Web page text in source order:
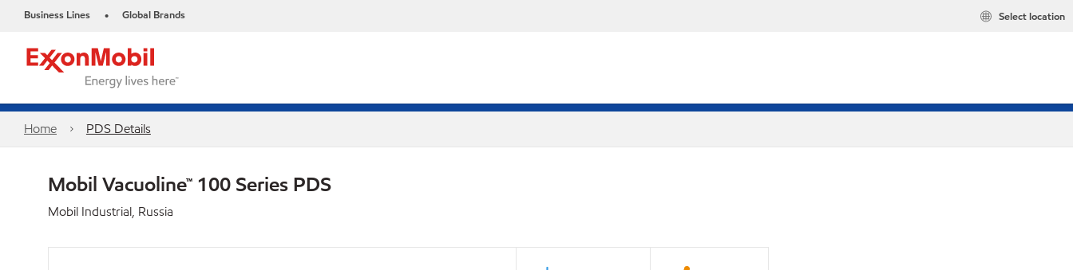
Business Lines • Global Brands Select location
Home PDS Details
Mobil Vacuoline™ 100 Series PDS
Mobil Industrial, Russia